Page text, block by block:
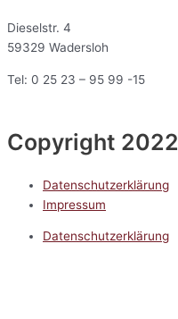
Dieselstr. 4
59329 Wadersloh
Tel: 0 25 23 – 95 99 -15
Copyright
Datenschutzerklärung
Impressum
Datenschutzerklärung